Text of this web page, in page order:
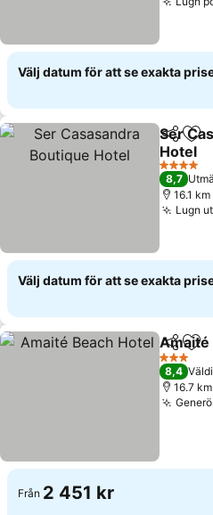
Välj datum för att se exakta
Dela
Ser
Hotel
Se priser
4 Stjärnor
8,7
16.1
Lugn
Välj datum för att se exakta
Dela
Amaité
3 Stjärnor
8,4
16.7
Från 2 451 kr